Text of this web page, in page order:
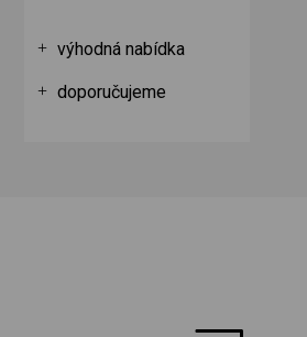
výhodná nabídka
doporučujeme